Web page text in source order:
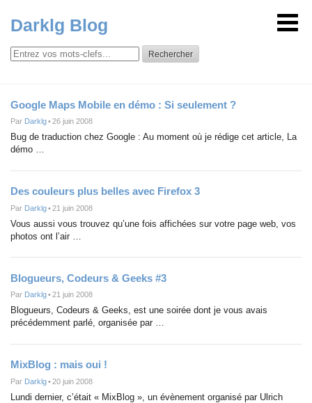
Darklg Blog
Rechercher
Google Maps Mobile en démo : Si seulement ?
Par Darklg•26 juin 2008
Bug de traduction chez Google : Au moment où je rédige cet article, La
démo …
Des couleurs plus belles avec Firefox 3
Par Darklg•21 juin 2008
Vous aussi vous trouvez qu’une fois affichées sur votre page web, vos
photos ont l’air …
Blogueurs, Codeurs & Geeks #3
Par Darklg•21 juin 2008
Blogueurs, Codeurs & Geeks, est une soirée dont je vous avais
précédemment parlé, organisée par …
MixBlog : mais oui !
Par Darklg•20 juin 2008
Lundi dernier, c’était « MixBlog », un évènement organisé par Ulrich